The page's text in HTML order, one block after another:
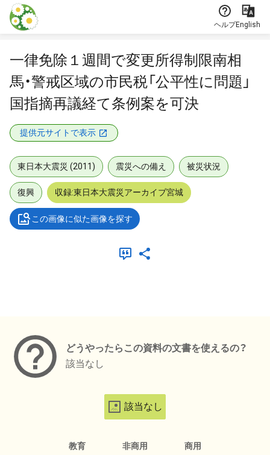
本文に飛ぶ
ヘルプEnglish
一律免除１週間で変更所得制限南相
馬・警戒区域の市民税「公平性に問題」
国指摘再議経て条例案を可決
提供元サイトで表示
東日本大震災 (2011) 震災への備え 被災状況
復興 収録:東日本大震災アーカイブ宮城
この画像に似た画像を探す
どうやったらこの資料の文書を使えるの？
該当なし
該当なし
教育 非商用 商用